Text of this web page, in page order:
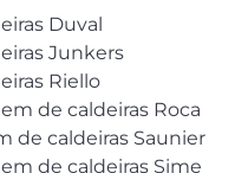
Duval
Junkers
Riello
de caldeiras Roca
de caldeiras Saunier
de caldeiras Sime